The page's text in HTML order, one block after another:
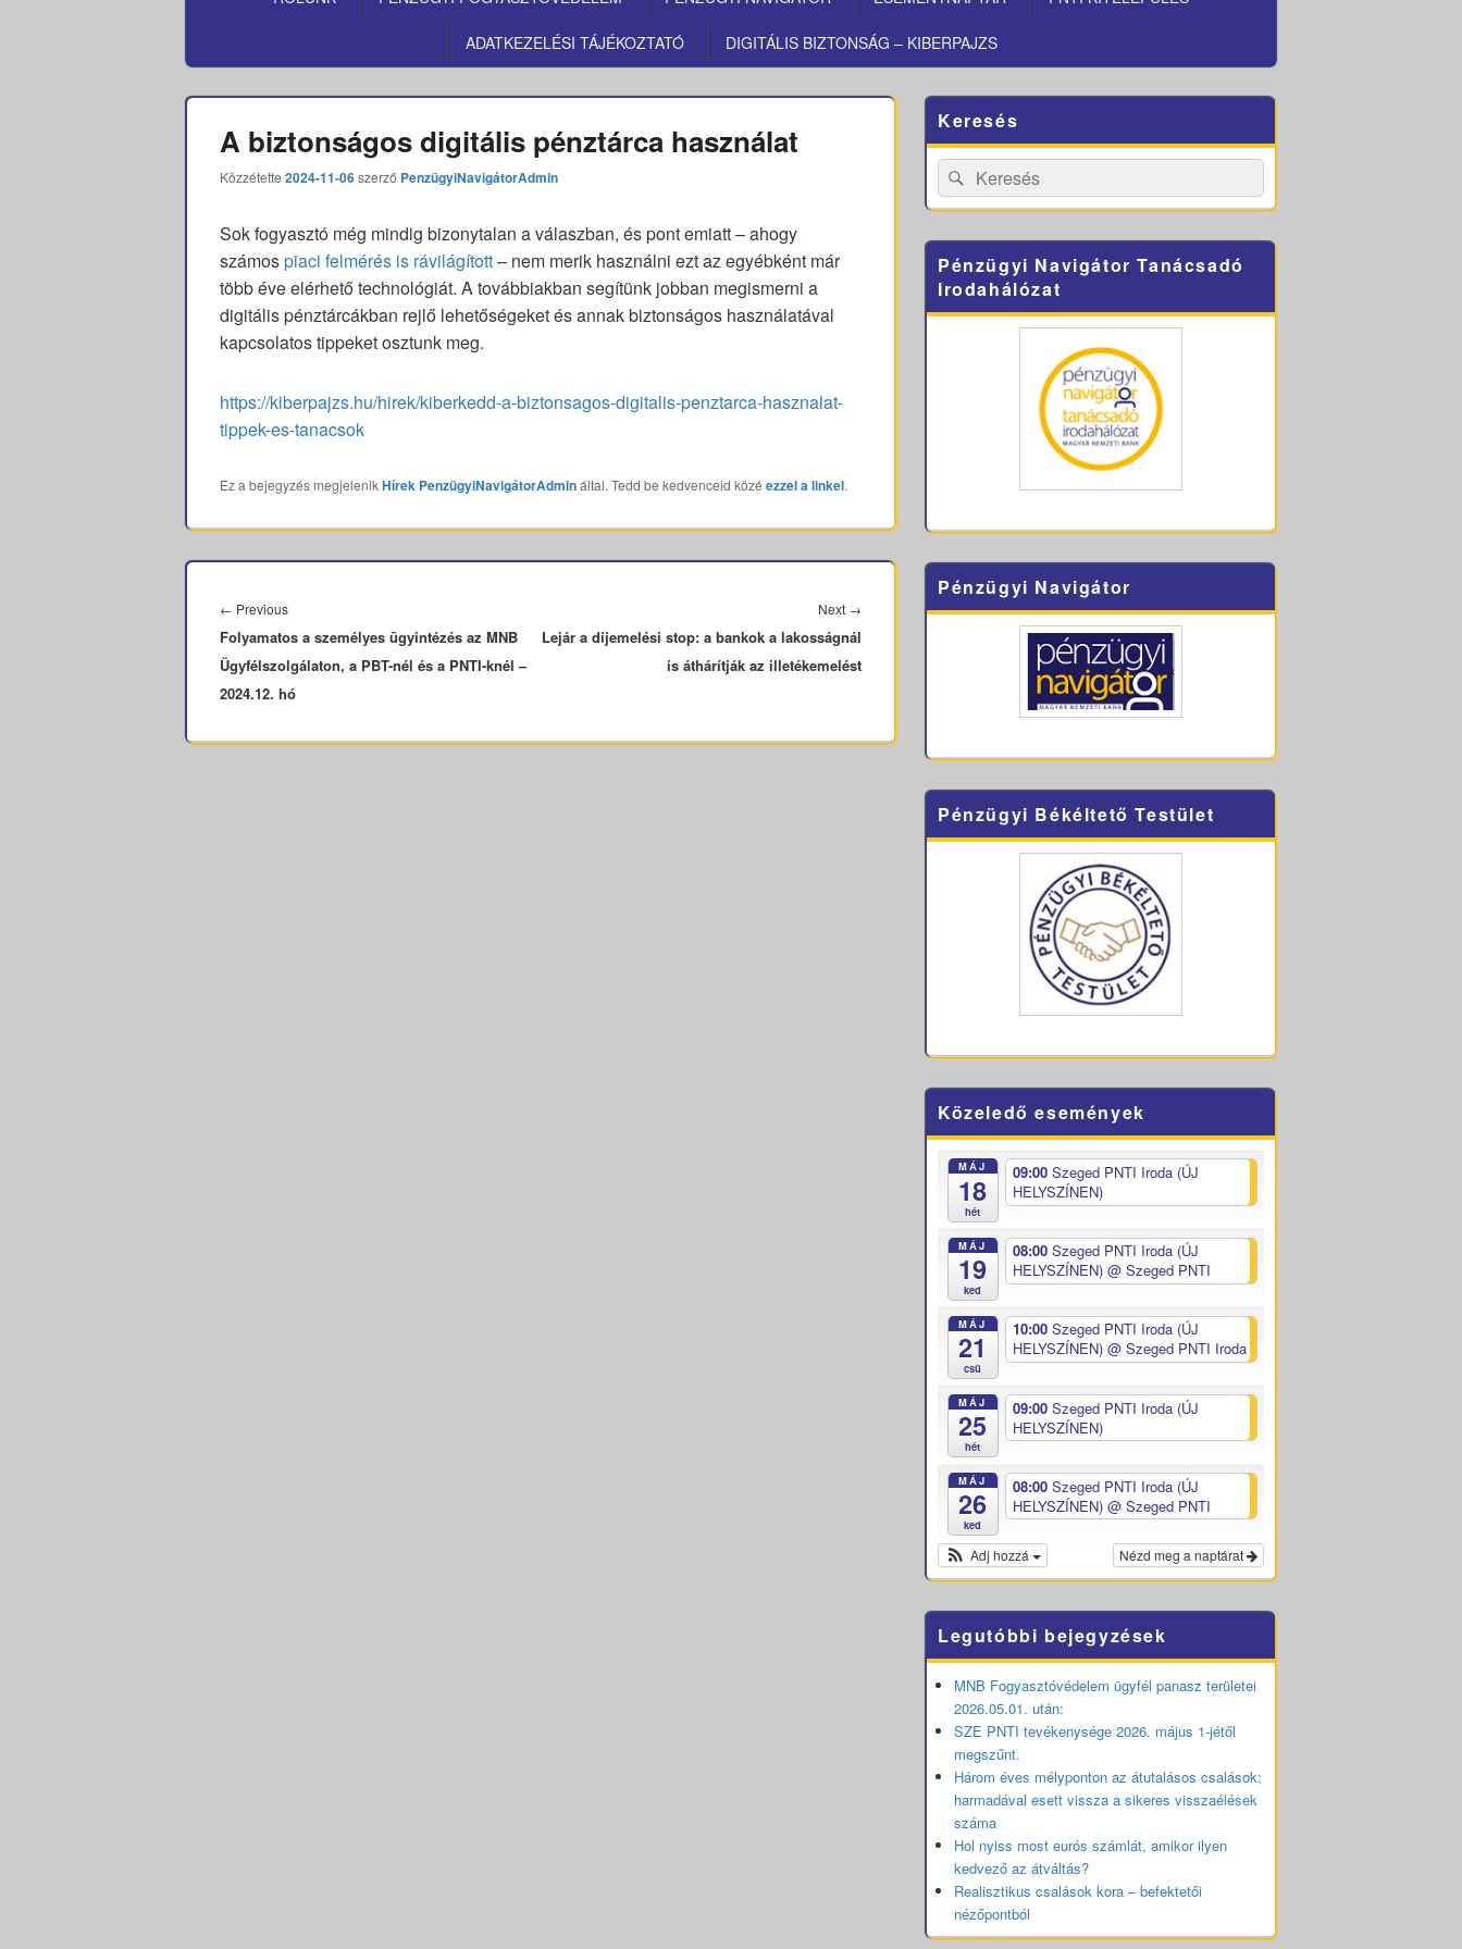
ADATKEZELÉSI TÁJÉKOZTATÓ DIGITÁLIS BIZTONSÁG – KIBERPAJZS
A biztonságos digitális pénztárca használat
Közzétette 2024-11-06szerző PenzügyiNavigátorAdmin
Sok fogyasztó még mindig bizonytalan a válaszban, és pont emiatt – ahogy
számospiaci felmérés is rávilágított– nem merik használni ezt az egyébként már
több éve elérhető technológiát. A továbbiakban segítünk jobban megismerni a
digitális pénztárcákban rejlő lehetőségeket és annak biztonságos használatával
kapcsolatos tippeket osztunk meg.
https://kiberpajzs.hu/hirek/kiberkedd-a-biztonsagos-digitalis-penztarca-hasznalat-
tippek-es-tanacsok
Ez a bejegyzés megjelenikHírek PenzügyiNavigátorAdmináltal. Tedd be kedvenceid közé ezzel a linkel.
navigáció
← PreviousPrevious
post:
Folyamatos a személyes ügyintézés az MNB
Ügyfélszolgálaton, a PBT-nél és a PNTI-knél –
2024.12. hó
Next →
Lejár a díjemelési stop: a bankok a lakosságnál
is áthárítják az illetékemelést
Sidebar
Widget
Area
Keresés
Search
for:
Search
Pénzügyi Navigátor Tanácsadó
Irodahálózat
Pénzügyi Navigátor
Pénzügyi Békéltető Testület
Közeledő események
MÁJ
18
hét
09:00 Szeged PNTI Iroda (ÚJ
HELYSZÍNEN)
MÁJ
19
ked
08:00 Szeged PNTI Iroda (ÚJ
HELYSZÍNEN) @ Szeged PNTI
MÁJ
21
csü
10:00 Szeged PNTI Iroda (ÚJ
HELYSZÍNEN) @ Szeged PNTI Iroda
MÁJ
25
hét
09:00 Szeged PNTI Iroda (ÚJ
HELYSZÍNEN)
MÁJ
26
ked
08:00 Szeged PNTI Iroda (ÚJ
HELYSZÍNEN) @ Szeged PNTI
Nézd meg a naptárat
Adj hozzá
Legutóbbi bejegyzések
MNB Fogyasztóvédelem ügyfél panasz területei
2026.05.01. után:
SZE PNTI tevékenysége 2026. május 1-jétől
megszűnt.
Három éves mélyponton az átutalásos csalások:
harmadával esett vissza a sikeres visszaélések
száma
Hol nyiss most eurós számlát, amikor ilyen
kedvező az átváltás?
Realisztikus csalások kora – befektetői
nézőpontból